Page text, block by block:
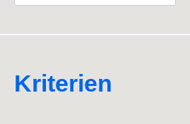
nach:
Kriterien